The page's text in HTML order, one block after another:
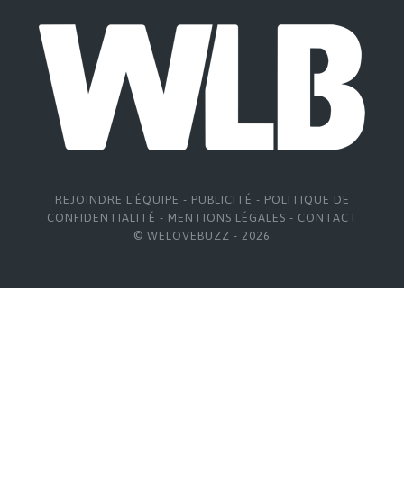
REJOINDRE L'ÉQUIPE - PUBLICITÉ - POLITIQUE DE
CONFIDENTIALITÉ - MENTIONS LÉGALES - CONTACT
© WELOVEBUZZ - 2026